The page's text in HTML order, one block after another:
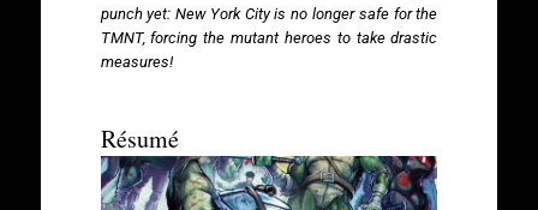
punch yet: New York City is no longer safe for the
TMNT, forcing the mutant heroes to take drastic
measures!
Résumé